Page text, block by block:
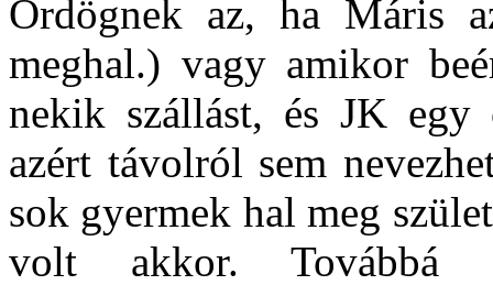
Ördögnek az, ha Máris
meghal.) vagy amikor
nekik szállást, és JK
azért távolról sem
sok gyermek hal meg
volt akkor. Továbbá